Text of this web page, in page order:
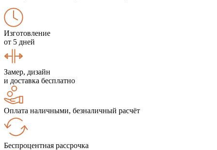
Изготовление
от 5 дней
Замер, дизайн
и доставка бесплатно
Оплата наличными, безналичный расчёт
Беспроцентная рассрочка